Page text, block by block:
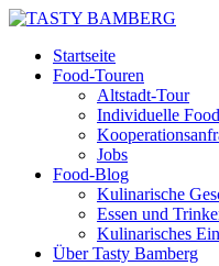
Startseite
Food-Touren
Altstadt-Tour
Individuelle
Jobs
Food-Blog
Kulinarische
Essen und
Kulinarisches
Über Tasty Bamberg